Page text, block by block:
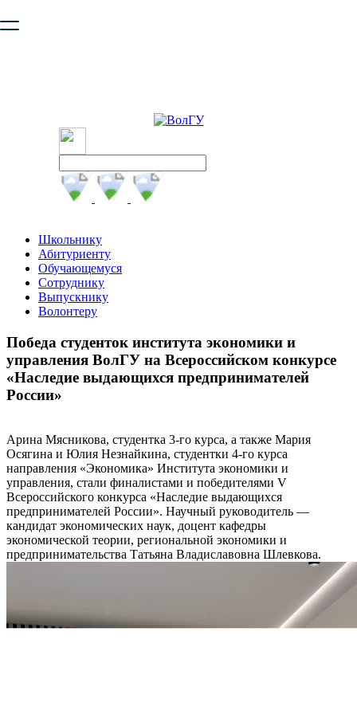
безопасную работу с сайтом. Пожалуйста
Школьнику
Абитуриенту
Обучающемуся
Сотруднику
Выпускнику
Волонтеру
Победа студенток института экономики и
управления ВолГУ на Всероссийском конкурсе
«Наследие выдающихся предпринимателей
России»
Арина Мясникова, студентка 3‑го курса, а также Мария
Осягина и Юлия Незнайкина, студентки 4‑го курса
направления «Экономика» Института экономики и
управления, стали финалистами и победителями V
Всероссийского конкурса «Наследие выдающихся
предпринимателей России». Научный руководитель —
кандидат экономических наук, доцент кафедры
экономической теории, региональной экономики и
предпринимательства Татьяна Владиславовна Шлевкова.